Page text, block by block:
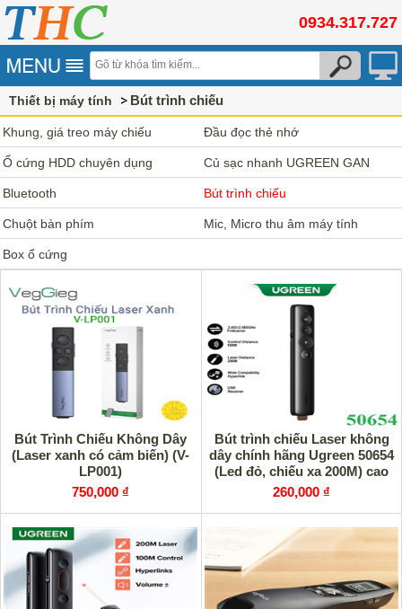
0934.317.727
Thiết bị máy tính Bút trình chiếu
Khung, giá treo máy chiếu Đầu đọc thẻ nhớ
Ổ cứng HDD chuyên dụng
Seagate
Củ sạc nhanh UGREEN GAN
Bluetooth Bút trình chiếu
Chuột bàn phím Mic, Micro thu âm máy tính
Box ổ cứng
Bút Trình Chiếu Không Dây
(Laser xanh có cảm biến) (V-
LP001)
750,000 ₫
Bút trình chiếu Laser không
dây chính hãng Ugreen 50654
(Led đỏ, chiếu xa 200M) cao
cấp
260,000 ₫